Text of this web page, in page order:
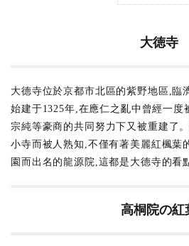
桐
院
の
紅
葉
3
院
大徳寺
大德寺位於京都市北區的紫野地區,臨
始建于1325年,在應仁之亂中曾經一度
宗純等豪商的共同努力下又被重建了
小寺而被人熟知,不僅有著美麗紅楓葉
園而出名的龍源院,這都是大德寺的看
高桐院の紅